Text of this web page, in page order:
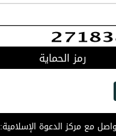
رمز الحماية
مع مركز الدعوة الإسلامية: